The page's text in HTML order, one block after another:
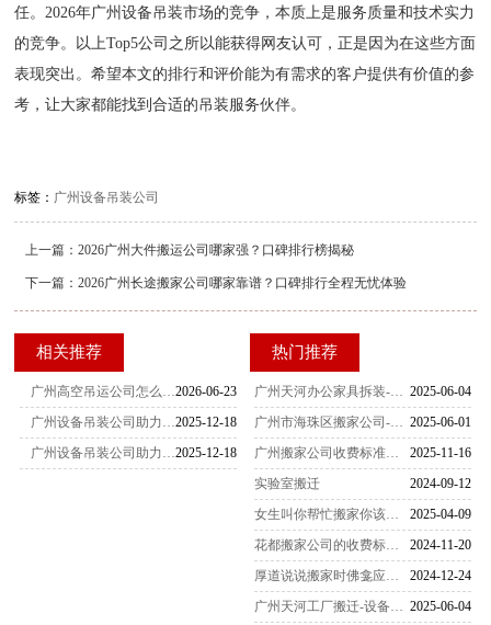
任。2026年广州设备吊装市场的竞争，本质上是服务质量和技术实力
的竞争。以上Top5公司之所以能获得网友认可，正是因为在这些方面
表现突出。希望本文的排行和评价能为有需求的客户提供有价值的参
考，让大家都能找到合适的吊装服务伙伴。
标签： 广州设备吊装公司
上一篇：2026广州大件搬运公司哪家强？口碑排行榜揭秘
下一篇：2026广州长途搬家公司哪家靠谱？口碑排行全程无忧体验
相关推荐
2026-06-23
广州高空吊运公司怎么选？大件起重吊装、工厂设备搬迁一站式专业服务全指南
2025-12-18
广州设备吊装公司助力海关单证档案安全高效搬迁
2025-12-18
广州设备吊装公司助力海关缉私装备安全有序搬迁
热门推荐
2025-06-04
广州天河办公家具拆装-家具拆装的打包方法
2025-06-01
广州市海珠区搬家公司-女性员工是不可缺少的
2025-11-16
广州搬家公司收费标准一览表（2025最新版）
2024-09-12
实验室搬迁
2025-04-09
女生叫你帮忙搬家你该怎么办
2024-11-20
花都搬家公司的收费标准是怎么样的
2024-12-24
厚道说说搬家时佛龛应该怎么搬运
2025-06-04
广州天河工厂搬迁-设备搬迁要注意什么？